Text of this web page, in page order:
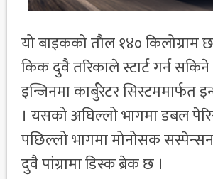
यो बाइकको तौल १४० किलोग्राम
किक दुवै तरिकाले स्टार्ट गर्न
इन्जिनमा कार्बुरेटर सिस्टममार्फत
। यसको अघिल्लो भागमा डबल
पछिल्लो भागमा मोनोसक
दुवै पांग्रामा डिस्क ब्रेक छ ।